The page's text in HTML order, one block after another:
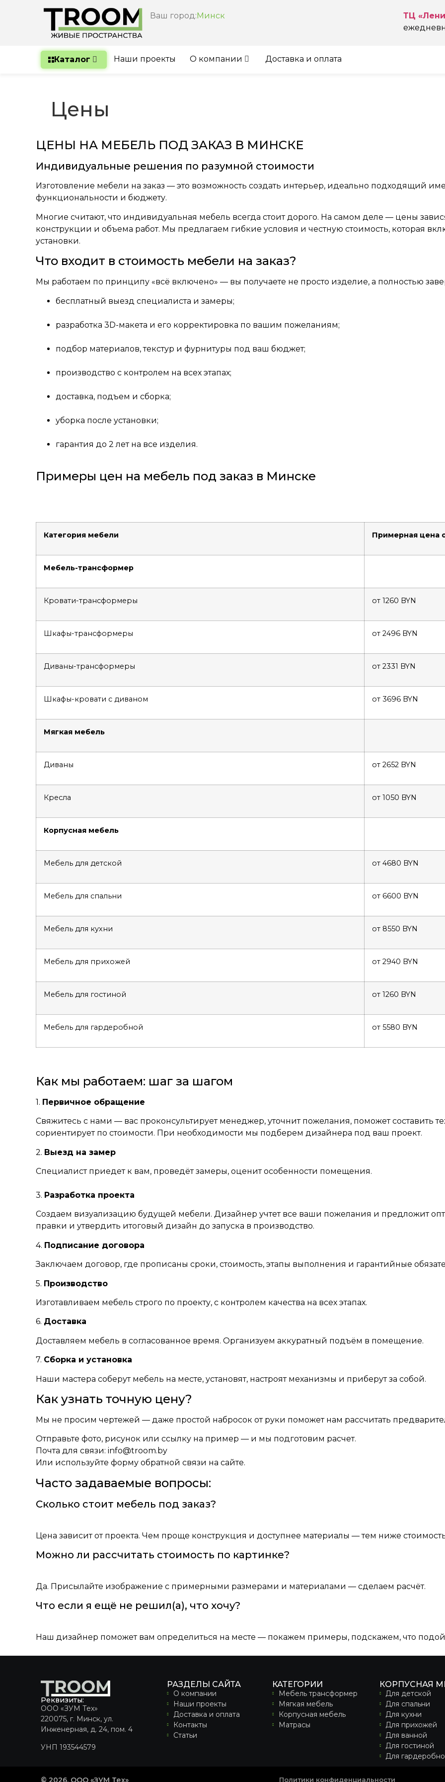
Ваш город:Минск
ТЦ
Каталог Наши проекты О компании Доставка и оплата
Цены
ЦЕНЫ НА МЕБЕЛЬ ПОД ЗАКАЗ В МИНСКЕ
Индивидуальные решения по разумной стоимости
Изготовление мебели на заказ — это возможность создать интерьер, идеально подходящий
функциональности и бюджету.
Многие считают, что индивидуальная мебель всегда стоит дорого. На самом деле — цены
конструкции и объема работ. Мы предлагаем гибкие условия и честную стоимость, которая
установки.
Что входит в стоимость мебели на заказ?
Мы работаем по принципу «всё включено» — вы получаете не просто изделие, а полностью
бесплатный выезд специалиста и замеры;
разработка 3D-макета и его корректировка по вашим пожеланиям;
подбор материалов, текстур и фурнитуры под ваш бюджет;
производство с контролем на всех этапах;
доставка, подъем и сборка;
уборка после установки;
гарантия до 2 лет на все изделия.
Примеры цен на мебель под заказ в Минске
Категория мебели Примерная цена
Мебель-трансформер
Кровати-трансформеры от 1260 BYN
Шкафы-трансформеры от 2496 BYN
Диваны-трансформеры от 2331 BYN
Шкафы-кровати с диваном от 3696 BYN
Мягкая мебель
Диваны от 2652 BYN
Кресла от 1050 BYN
Корпусная мебель
Мебель для детской от 4680 BYN
Мебель для спальни от 6600 BYN
Мебель для кухни от 8550 BYN
Мебель для прихожей от 2940 BYN
Мебель для гостиной от 1260 BYN
Мебель для гардеробной от 5580 BYN
Как мы работаем: шаг за шагом
1. Первичное обращение
Свяжитесь с нами — вас проконсультирует менеджер, уточнит пожелания, поможет составить
сориентирует по стоимости. При необходимости мы подберем дизайнера под ваш проект.
2. Выезд на замер
Специалист приедет к вам, проведёт замеры, оценит особенности помещения.
3. Разработка проекта
Создаем визуализацию будущей мебели. Дизайнер учтет все ваши пожелания и предложит
правки и утвердить итоговый дизайн до запуска в производство.
4. Подписание договора
Заключаем договор, где прописаны сроки, стоимость, этапы выполнения и гарантийные
5. Производство
Изготавливаем мебель строго по проекту, с контролем качества на всех этапах.
6. Доставка
Доставляем мебель в согласованное время. Организуем аккуратный подъём в помещение.
7. Сборка и установка
Наши мастера соберут мебель на месте, установят, настроят механизмы и приберут за собой.
Как узнать точную цену?
Мы не просим чертежей — даже простой набросок от руки поможет нам рассчитать
Отправьте фото, рисунок или ссылку на пример — и мы подготовим расчет.
Почта для связи: info@troom.by
Или используйте форму обратной связи на сайте.
Часто задаваемые вопросы:
Сколько стоит мебель под заказ?
Цена зависит от проекта. Чем проще конструкция и доступнее материалы — тем ниже
Можно ли рассчитать стоимость по картинке?
Да. Присылайте изображение с примерными размерами и материалами — сделаем расчёт.
Что если я ещё не решил(а), что хочу?
Наш дизайнер поможет вам определиться на месте — покажем примеры, подскажем, что
Реквизиты:
ООО «ЗУМ Тех»
220075, г. Минск, ул.
Инженерная, д. 24, пом. 4
УНП 193544579
РАЗДЕЛЫ САЙТА
О компании
Наши проекты
Доставка и оплата
Контакты
Статьи
КАТЕГОРИИ
Мебель трансформер
Мягкая мебель
Корпусная мебель
Матрасы
КОРПУСНАЯ
Для детской
Для спальни
Для кухни
Для прихожей
Для ванной
Для гостиной
Для
© 2026, ООО «ЗУМ Тех» Политики конфиденциальности